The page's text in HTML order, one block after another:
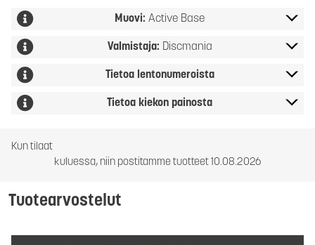
Muovi: Active Base
Valmistaja: Discmania
Tietoa lentonumeroista
Tietoa kiekon painosta
Kun tilaat
kuluessa, niin postitamme tuotteet 10.08.2026
Tuotearvostelut